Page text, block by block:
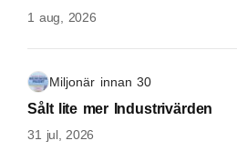
1 aug, 2026
Miljonär innan 30
Sålt lite mer Industrivärden
31 jul, 2026